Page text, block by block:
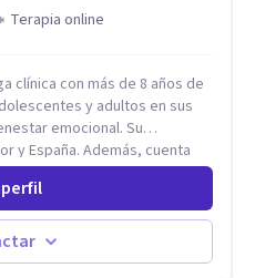
Terapia online
clínica con más de 8 años de
y adultos en sus
emocional. Su
y España. Además, cuenta
(INEFOC) y diversos
profesional. Se
dependencia
personal, prevención del
pareja, siempre con un